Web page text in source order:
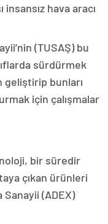
hava aracı
(TUSAŞ) bu
sürdürmek
bunları
için çalışmalar
bir süredir
çıkan ürünleri
(ADEX)